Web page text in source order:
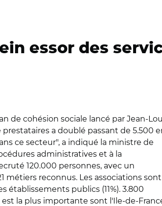
essor des
de cohésion sociale lancé par Jean-
a doublé passant de 5.500
ce secteur", a indiqué la ministre de
administratives et à la
120.000 personnes, avec un
métiers reconnus. Les associations
établissements publics (11%). 3.800
la plus importante sont l'Ile-de-